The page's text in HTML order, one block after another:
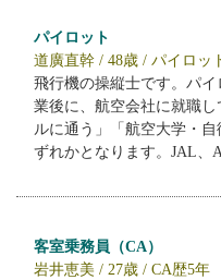
パイロット
道廣直幹 / 48歳 / パイロッ
飛行機の操縦士です。パ
業後に、航空会社に就職
ルに通う」「航空大学・
ずれかとなります。JAL、
客室乗務員（CA）
岩井恵美 / 27歳 / CA歴5年